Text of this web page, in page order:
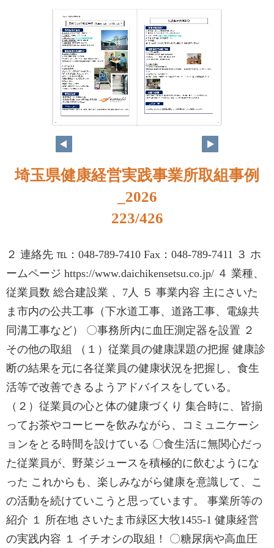
206 207
埼玉県健康経営実践事業所取組事例
_2026
223/426
２ 連絡先 ℡：048-789-7410 Fax：048-789-7411 ３ ホ
ームページ https://www.daichikensetsu.co.jp/ ４ 業種、
従業員数 総合建設業 、7人 ５ 事業内容 主にさいた
ま市内の公共工事（下水道工事、道路工事、電線共
同溝工事など） 〇事務所内に血圧測定器を設置 ２
その他の取組 （１）従業員の健康課題の把握 健康診
断の結果を元に各従業員の健康状況を把握し、食生
活等で改善できるようアドバイスをしている。
（２）従業員の心と体の健康づくり 集合時に、皆揃
ってお茶やコーヒーを飲みながら、コミュニケーシ
ョンをとる時間を設けている 〇食生活に無関心だっ
た従業員が、野菜ジュースを積極的に飲むようにな
った これからも、楽しみながら健康を意識して、こ
の活動を続けていこうと思っています。 事業所等の
紹介 １ 所在地 さいたま市緑区大牧1455-1 健康経営
の実践内容 １ イチオシの取組！ 〇糖尿病や高血圧